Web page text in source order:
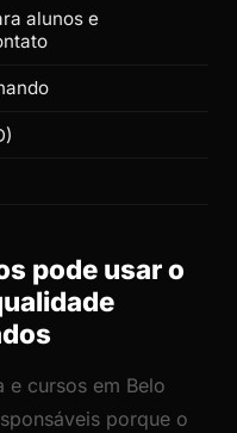
alunos e
pode usar o
e cursos em Belo
porque o